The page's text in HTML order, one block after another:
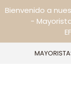
Bienvenido a
- Mayorista